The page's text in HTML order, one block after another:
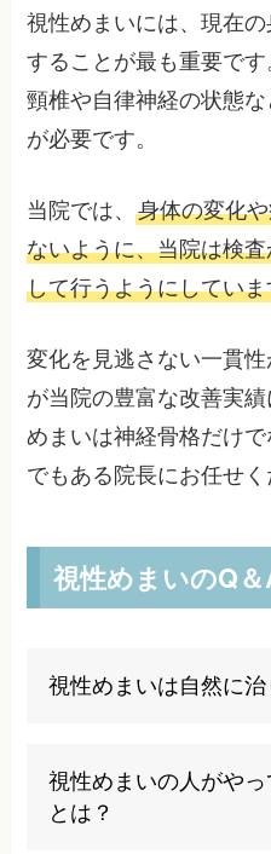
視性めまいには、現在
することが最も重要です
頸椎や自律神経の状態
が必要です。
当院では、身体の変化
ないように、当院は検
して行うようにしていま
変化を見逃さない一貫
が当院の豊富な改善実
めまいは神経骨格だけ
でもある院長にお任せく
視性めまいのQ
視性めまいは自然に治
かない限り自然治癒は
の協調不全や頸椎の問
視性めまいの人がや
とは？